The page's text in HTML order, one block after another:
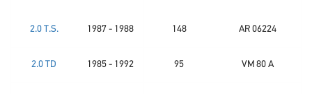
2.0 T.S. 1987 - 1988 148 AR 06224
2.0 TD 1985 - 1992 95 VM 80 A